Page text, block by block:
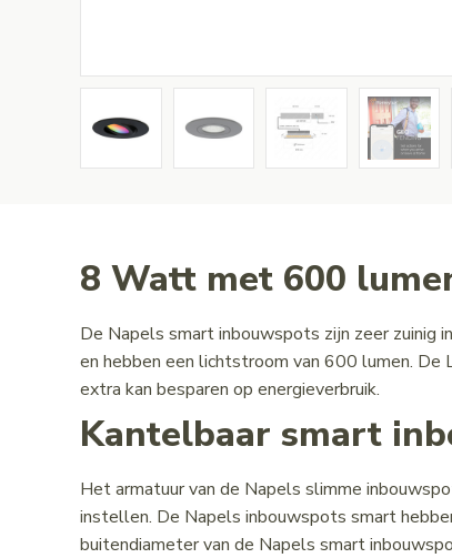
8 Watt met 600
De Napels smart inbouwspots zijn zeer zuinig
en hebben een lichtstroom van 600 lumen. De
extra kan besparen op energieverbruik.
Kantelbaar smart
Het armatuur van de Napels slimme
instellen. De Napels inbouwspots smart
buitendiameter van de Napels smart